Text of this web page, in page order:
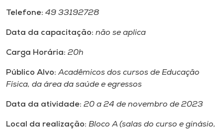
Telefone: 49 33192728
Data da capacitação: não se aplica
Carga Horária: 20h
Público Alvo:Acadêmicos dos cursos de Educação
Física, da área da saúde e egressos
Data da atividade: 20 a 24 de novembro de 2023
Local da realização: Bloco A (salas do curso e ginásio,